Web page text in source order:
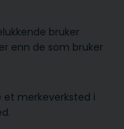
bruker
enn de som bruker
merkeverksted i